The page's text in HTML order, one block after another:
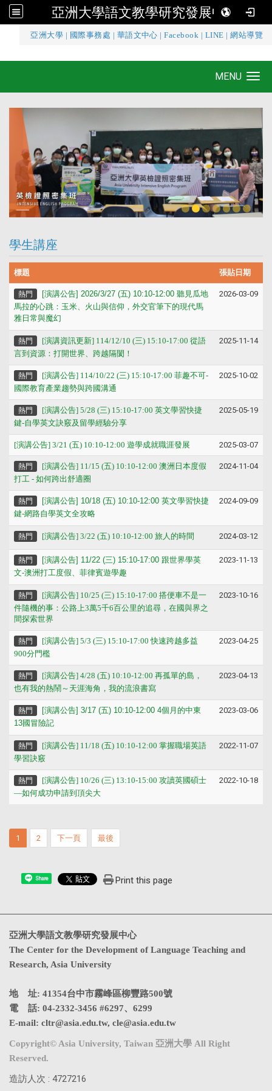
亞洲大學語文教學研究發展中心
亞洲大學 國際事務處 華語文中心 |Facebook LINE |網站導覽
亞洲大學語文教學研究發展中心
MENU
學生講座
標題 張貼日期
熱門 [演講公告] 2026/3/27 (五) 10:10-12:00 聽見瓜地
馬拉的心跳：玉米、火山與信仰，外交官筆下的現代馬
雅日常與魔幻
2026-03-09
熱門
[演講資訊更新] 114/12/10 (三) 15:10-17:00 從語
言到資源：打開世界、跨越隔閡 ！
2025-11-14
熱門
[演講公告] 114/10/22 (三) 15:10-17:00 菲趣不可-
國際教育產業趨勢與跨國溝通
2025-10-02
熱門
[演講公告] 5/28 (三) 15:10-17:00 英文學習快捷
鍵-自學英文訣竅及留學經驗分享
2025-05-19
[演講公告] 3/21 (五) 10:10-12:00 遊學成就職涯發展 2025-03-07
熱門 [演講公告] 11/15 (五) 10:10-12:00 澳洲日本度假
打工 - 如何跨出舒適圈
2024-11-04
熱門 [演講公告] 10/18 (五) 10:10-12:00英文學習快捷
鍵-網路自學英文全攻略
2024-09-09
熱門 [演講公告] 3/22 (五) 10:10-12:00 旅人的時間 2024-03-12
熱門 [演講公告] 11/22 (三) 15:10-17:00 跟世界學英
文-澳洲打工度假、菲律賓遊學趣
2023-11-13
熱門
[演講公告] 10/25 (三) 15:10-17:00 搭便車不是一
件隨機的事：公路上3萬5千6百公里的追尋，在國與界之
間探索世界
2023-10-16
熱門
[演講公告] 5/3 (三) 15:10-17:00 快速跨越多益
900分門檻
2023-04-25
熱門
[演講公告] 4/28 (五) 10:10-12:00 再孤單的島，
也有我的熱鬧～天涯海角，我的流浪書寫
2023-04-13
熱門 [演講公告] 3/17 (五) 10:10-12:004個月的中東
13國冒險記
2023-03-06
熱門
[演講公告] 11/18 (五) 10:10-12:00 掌握職場英語
學習訣竅
2022-11-07
熱門
[演講公告] 10/26 (三) 13:10-15:00 攻讀英國碩士
—如何成功申請到頂尖大
2022-10-18
1 2 下一頁 最後
Share Print this page
亞洲大學語文教學研究發展中心
The Center for the Development of Language Teaching and
Research, Asia University
地 址: 41354台中市霧峰區柳豐路500號
電 話: 04-2332-3456 #6297、6299
E-mail: cltr@asia.edu.tw, cle@asia.edu.tw
Copyright© Asia University, Taiwan 亞洲大學 All Right
Reserved.
造訪人次 : 4727216